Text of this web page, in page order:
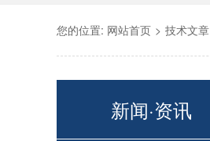
您的位置: 网站首页 > 技术文章
新闻·资讯